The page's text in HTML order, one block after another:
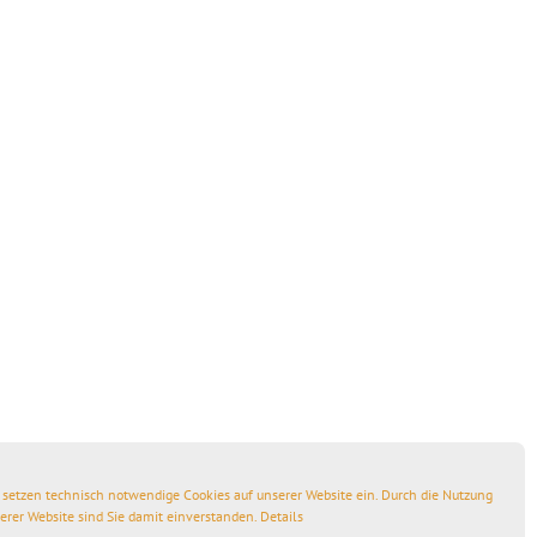
technisch notwendige Cookies auf unserer Website ein. Durch die Nutzung
Website sind Sie damit einverstanden. Details